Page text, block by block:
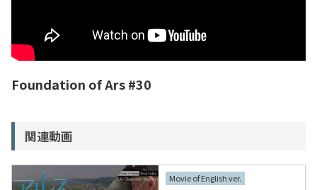
入試情報
教育・学生支援
Foundation of Ars #30
関連動画
Movie of English ver.